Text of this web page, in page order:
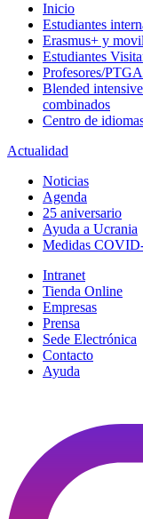
Inicio
Estudiantes
Erasmus+ y
Estudiantes
Profesores/
Blended
combinados
Centro de
Actualidad
Noticias
Agenda
25 aniversario
Ayuda a Ucrania
Medidas
Intranet
Tienda Online
Empresas
Prensa
Sede Electrónica
Contacto
Ayuda